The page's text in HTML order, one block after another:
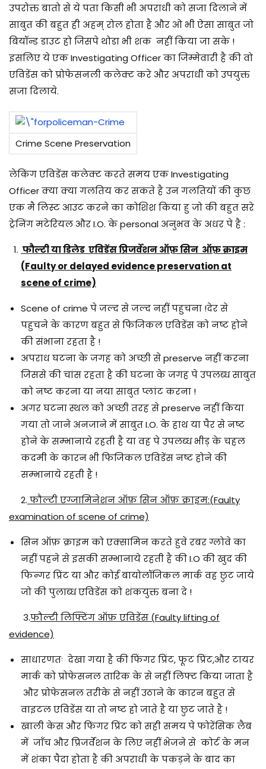
उपरोक्त बातो से ये पता किसी भी अपराधी को सजा दिलाने में
साबुत की बहुत ही अहम् रोल होता है और ओ भी ऐसा साबुत जो
बियॉन्ड डाउट हो जिसपे थोडा भी शक नहीं किया जा सके !
इसलिए ये एक Investigating Officer का जिम्मेवारी है की वो
एविडेंस को प्रोफेसनली कलेक्ट करे और अपराधी को उपयुक्त
सजा दिलाये.
Crime Scene Preservation
लेकिंग एविडेंस कलेक्ट करते समय एक Investigating
Officer क्या क्या गलतिय कर सकते है उन गलतियों की कुछ
एक मै लिस्ट आउट करने का कोशिश किया हु जो की बहुत सरे
ट्रेनिंग मटेरियल और I.O. के personal अनुभव के अधर पे है :
फौल्टी या डिलेड एविडेंस प्रिजर्वेशन ऑफ़ सिन ऑफ़ क्राइम
(Faulty or delayed evidence preservation at
scene of crime)
Scene of crime पे जल्द से जल्द नहीं पहुचना !देर से
पहुचने के कारण बहुत से फिजिकल एविडेंस को नष्ट होने
की संभाना रहता है !
अपराध घटना के जगह को अच्छी से preserve नहीं करना
जिससे की चांस रहता है की घटना के जगह पे उपलब्ध साबुत
को नष्ट करना या नया साबुत प्लांट करना !
अगर घटना स्थल को अच्छी तरह से preserve नहीं किया
गया तो जाने अनजाने में साबुत I.O. के हाथ या पैर से नष्ट
होने के सम्भानाये रहती है या वह पे उपलब्ध भीड़ के चहल
कदमी के कारन भी फिजिकल एविडेंस नष्ट होने की
सम्भानाये रहती है !
2. फौल्टी एग्जामिनेशन ऑफ़ सिन ऑफ़ क्राइम:(Faulty
examination of scene of crime)
सिन ऑफ़ क्राइम को एक्सामिन करते हुवे रबर ग्लोवे का
नहीं पहने से इसकी सम्भानाये रहती है की I.O की खुद की
फिन्गर प्रिंट या और कोई बायोलॉजिकल मार्क वह छुट जाये
जो की पुलाब्ध एविडेंस को शंकयुक्त बना दे !
3.फौल्टी लिफ्टिंग ऑफ़ एविडेंस (Faulty lifting of
evidence)
साधारणतः देखा गया है की फिंगर प्रिंट, फूट प्रिंट,और टायर
मार्क को प्रोफेसनल तारिक के से नहीं लिफ्ट किया जाता है
और प्रोफेसनल तरीके से नहीं उठाने के कारन बहुत से
वाइटल एविडेंस या तो नष्ट हो जाते है या छुट जाते है !
खाली केस और फिंगर प्रिंट को सही समय पे फोरेंसिक लैब
में जाँच और प्रिजर्वेशन के लिए नहीं भेजने से कोर्ट के मन
में शंका पैदा होता है की अपराधी के पकड़ने के बाद का